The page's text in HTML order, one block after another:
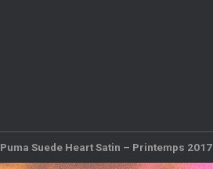
Puma Suede Heart Satin – Printemps 2017